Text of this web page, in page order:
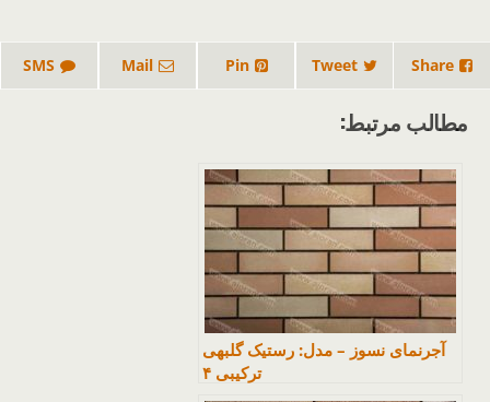
Share
Tweet
Pin
Mail
SMS
مطالب مرتبط:
آجرنمای نسوز – مدل: رستیک گلبهی
ترکیبی ۴